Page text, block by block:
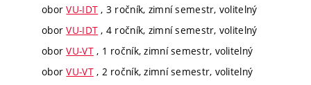
oborVU-IDT , 3 ročník, zimní semestr, volitelný
oborVU-IDT , 4 ročník, zimní semestr, volitelný
oborVU-VT, 1 ročník, zimní semestr, volitelný
oborVU-VT, 2 ročník, zimní semestr, volitelný